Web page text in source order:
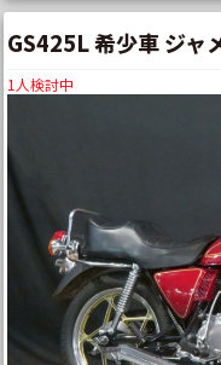
GS425L 希少車 ジャ
1 人検討中